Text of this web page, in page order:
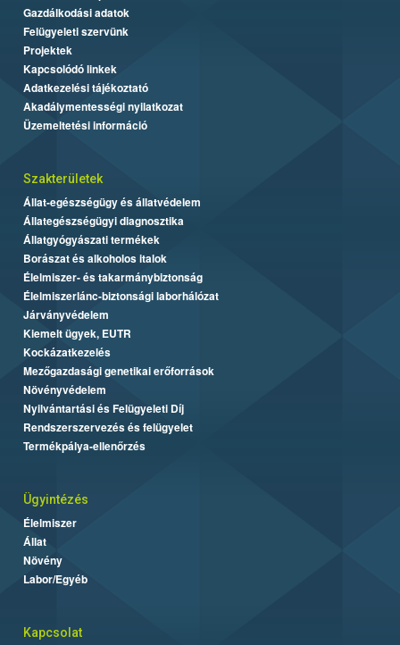
Gazdálkodási adatok
Felügyeleti szervünk
Projektek
Kapcsolódó linkek
Adatkezelési tájékoztató
Akadálymentességi nyilatkozat
Üzemeltetési információ
Szakterületek
Állat-egészségügy és állatvédelem
Állategészségügyi diagnosztika
Állatgyógyászati termékek
Borászat és alkoholos italok
Élelmiszer- és takarmánybiztonság
Élelmiszerlánc-biztonsági laborhálózat
Járványvédelem
Kiemelt ügyek, EUTR
Kockázatkezelés
Mezőgazdasági genetikai erőforrások
Növényvédelem
Nyilvántartási és Felügyeleti Díj
Rendszerszervezés és felügyelet
Termékpálya-ellenőrzés
Ügyintézés
Élelmiszer
Állat
Növény
Labor/Egyéb
Kapcsolat